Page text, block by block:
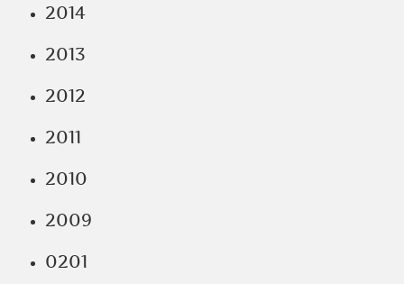
2014
2013
2012
2011
2010
2009
0201